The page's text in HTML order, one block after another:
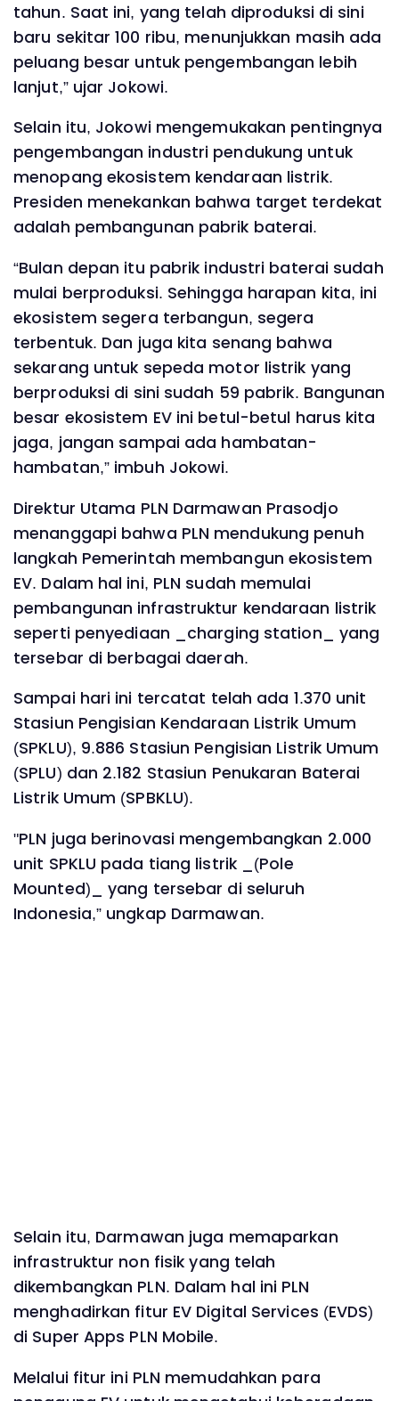
tahun. Saat ini, yang telah diproduksi di sini
baru sekitar 100 ribu, menunjukkan masih ada
peluang besar untuk pengembangan lebih
lanjut,” ujar Jokowi.
Selain itu, Jokowi mengemukakan pentingnya
pengembangan industri pendukung untuk
menopang ekosistem kendaraan listrik.
Presiden menekankan bahwa target terdekat
adalah pembangunan pabrik baterai.
“Bulan depan itu pabrik industri baterai sudah
mulai berproduksi. Sehingga harapan kita, ini
ekosistem segera terbangun, segera
terbentuk. Dan juga kita senang bahwa
sekarang untuk sepeda motor listrik yang
berproduksi di sini sudah 59 pabrik. Bangunan
besar ekosistem EV ini betul-betul harus kita
jaga, jangan sampai ada hambatan-
hambatan,” imbuh Jokowi.
Direktur Utama PLN Darmawan Prasodjo
menanggapi bahwa PLN mendukung penuh
langkah Pemerintah membangun ekosistem
EV. Dalam hal ini, PLN sudah memulai
pembangunan infrastruktur kendaraan listrik
seperti penyediaan _charging station_ yang
tersebar di berbagai daerah.
Sampai hari ini tercatat telah ada 1.370 unit
Stasiun Pengisian Kendaraan Listrik Umum
(SPKLU), 9.886 Stasiun Pengisian Listrik Umum
(SPLU) dan 2.182 Stasiun Penukaran Baterai
Listrik Umum (SPBKLU).
"PLN juga berinovasi mengembangkan 2.000
unit SPKLU pada tiang listrik _(Pole
Mounted)_ yang tersebar di seluruh
Indonesia,” ungkap Darmawan.
Selain itu, Darmawan juga memaparkan
infrastruktur non fisik yang telah
dikembangkan PLN. Dalam hal ini PLN
menghadirkan fitur EV Digital Services (EVDS)
di Super Apps PLN Mobile.
Melalui fitur ini PLN memudahkan para